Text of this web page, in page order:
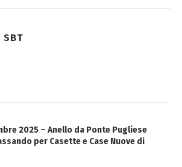
SBT
2025 – Anello da Ponte Pugliese
per Casette e Case Nuove di